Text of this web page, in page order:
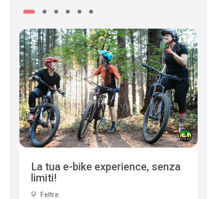
La tua e-bike experience, senza
limiti!
Feltre